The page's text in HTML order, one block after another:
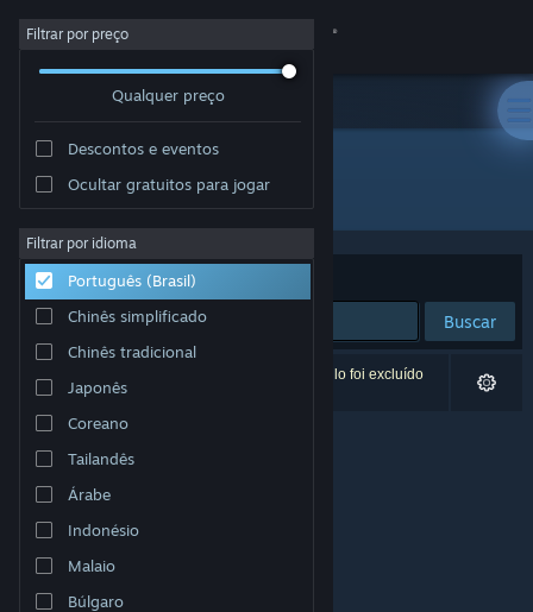
Iniciar sessão
Sobre
Suporte
Alterar idioma
Baixe o aplicativo móvel do Steam
Ver versão para computadores
Filtrar por preço
Qualquer preço
Descontos e eventos
Ocultar gratuitos para jogar
Filtrar por idioma
Português (Brasil)
Chinês simplificado
Chinês tradicional
Japonês
Coreano
Tailandês
Árabe
Indonésio
Malaio
Búlgaro
Desenvolvedor: Cosmic Dreams
Ordenar por Relevância
Buscar
0 resultados correspondem à sua busca. Um título foi excluído
de acordo com as suas preferências.